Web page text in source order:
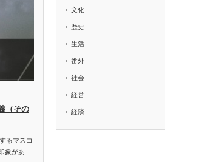
（その
るマスコ
象があ
文化
歴史
生活
番外
社会
経営
経済